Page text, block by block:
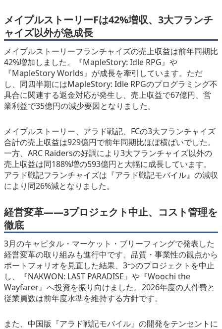
メイプルストーリーFは42%増収、3大フランチ
ャイズ以外が急成長
メイプルストーリーフランチャイズの売上収益は前年同期比
42%増加しました。『MapleStory: Idle RPG』や
『MapleStory Worlds』が成長を牽引しています。ただ
し、同四半期にはMapleStory: Idle RPGのプログラミング不
具合に関連する返金対応が発生し、売上収益で67億円、営
業利益で35億円の減少要因となりました。
メイプルストーリー、アラド戦記、FCの3大フランチャイズ
合計の売上収益は929億円で前年同期比ほぼ横ばいでした。
一方、ARC Raidersの好調により3大フランチャイズ以外の
売上収益は同188%増の593億円と大幅に成長しています。
アラド戦記フランチャイズは『アラド戦記モバイル』の減収
により同26%減となりました。
経営変革——3プロジェクト中止、コスト管理を
徹底
3月のキャピタル・マーケット・ブリーフィングで発表した
経営変革の取り組みも進行中です。品質・事業性の観点から
ポートフォリオを見直した結果、3つのプロジェクトを中止
し、『NAKWON: LAST PARADISE』や『Woochi the
Wayfarer』へ投資を振り向けました。2026年度の人件費と
従業員数は前年度水準を維持する方針です。
また、中国版『アラド戦記モバイル』の開発をテンセントに